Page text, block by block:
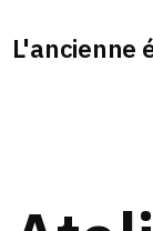
L'ancienne